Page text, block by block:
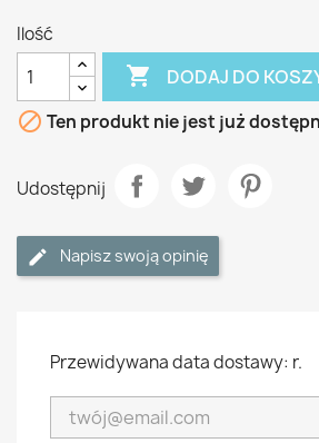
Ilość
 DODAJ DO
 Ten produkt nie jest już
Udostępnij
Napisz swoją opinię
Przewidywana data dostawy: r.